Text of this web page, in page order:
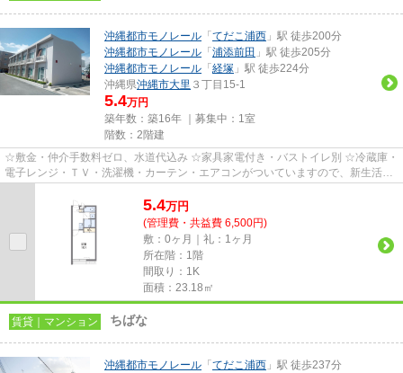
沖縄都市モノレール 「 てだこ浦西 」駅 徒歩200分
沖縄都市モノレール 「 浦添前田 」駅 徒歩205分
沖縄都市モノレール 「 経塚 」駅 徒歩224分
沖縄県沖縄市大里 ３丁目15-1
5.4万円
築年数：築16年 ｜募集中： 1室
階数：2階建
☆敷金・仲介手数料ゼロ、水道代込み ☆家具家電付き・バストイレ別 ☆冷蔵庫・
電子レンジ・ＴＶ・洗濯機・カーテン・エアコンがついていますので、新生活が
5.4万円
(管理費・共益費 6,500円)
敷：0ヶ月｜礼：1ヶ月
所在階：1階
間取り：1K
面積：23.18㎡
賃貸｜マンション ちばな
沖縄都市モノレール 「 てだこ浦西 」駅 徒歩237分